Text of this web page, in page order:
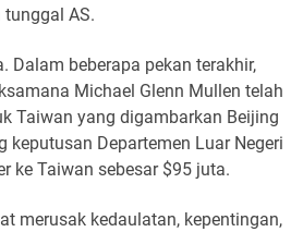
AS.
Dalam beberapa pekan terakhir,
Michael Glenn Mullen telah
Taiwan yang digambarkan Beijing
keputusan Departemen Luar Negeri
ke Taiwan sebesar $95 juta.
merusak kedaulatan, kepentingan,